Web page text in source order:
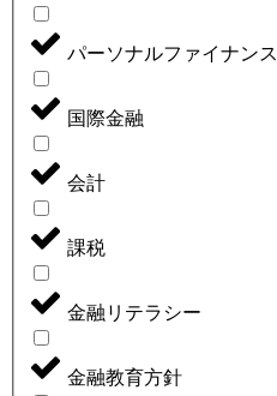
パーソナルファイナンス
国際金融
会計
課税
金融リテラシー
金融教育方針